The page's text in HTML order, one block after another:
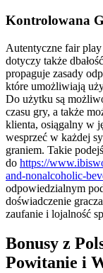
Kontrolowana
Autentyczne fair
dotyczy także
propaguje zasady
które umożliwiają
Do użytku są
czasu gry, a także
klienta, osiągalny w
wesprzeć w każdej
graniem. Takie
do https://
and-nonalcoholic-
odpowiedzialnym
doświadczenie
zaufanie i lojalność
Bonusy z
Powitanie i